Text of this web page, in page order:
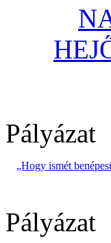
Pályázat
„Hogy ismét
Pályázat